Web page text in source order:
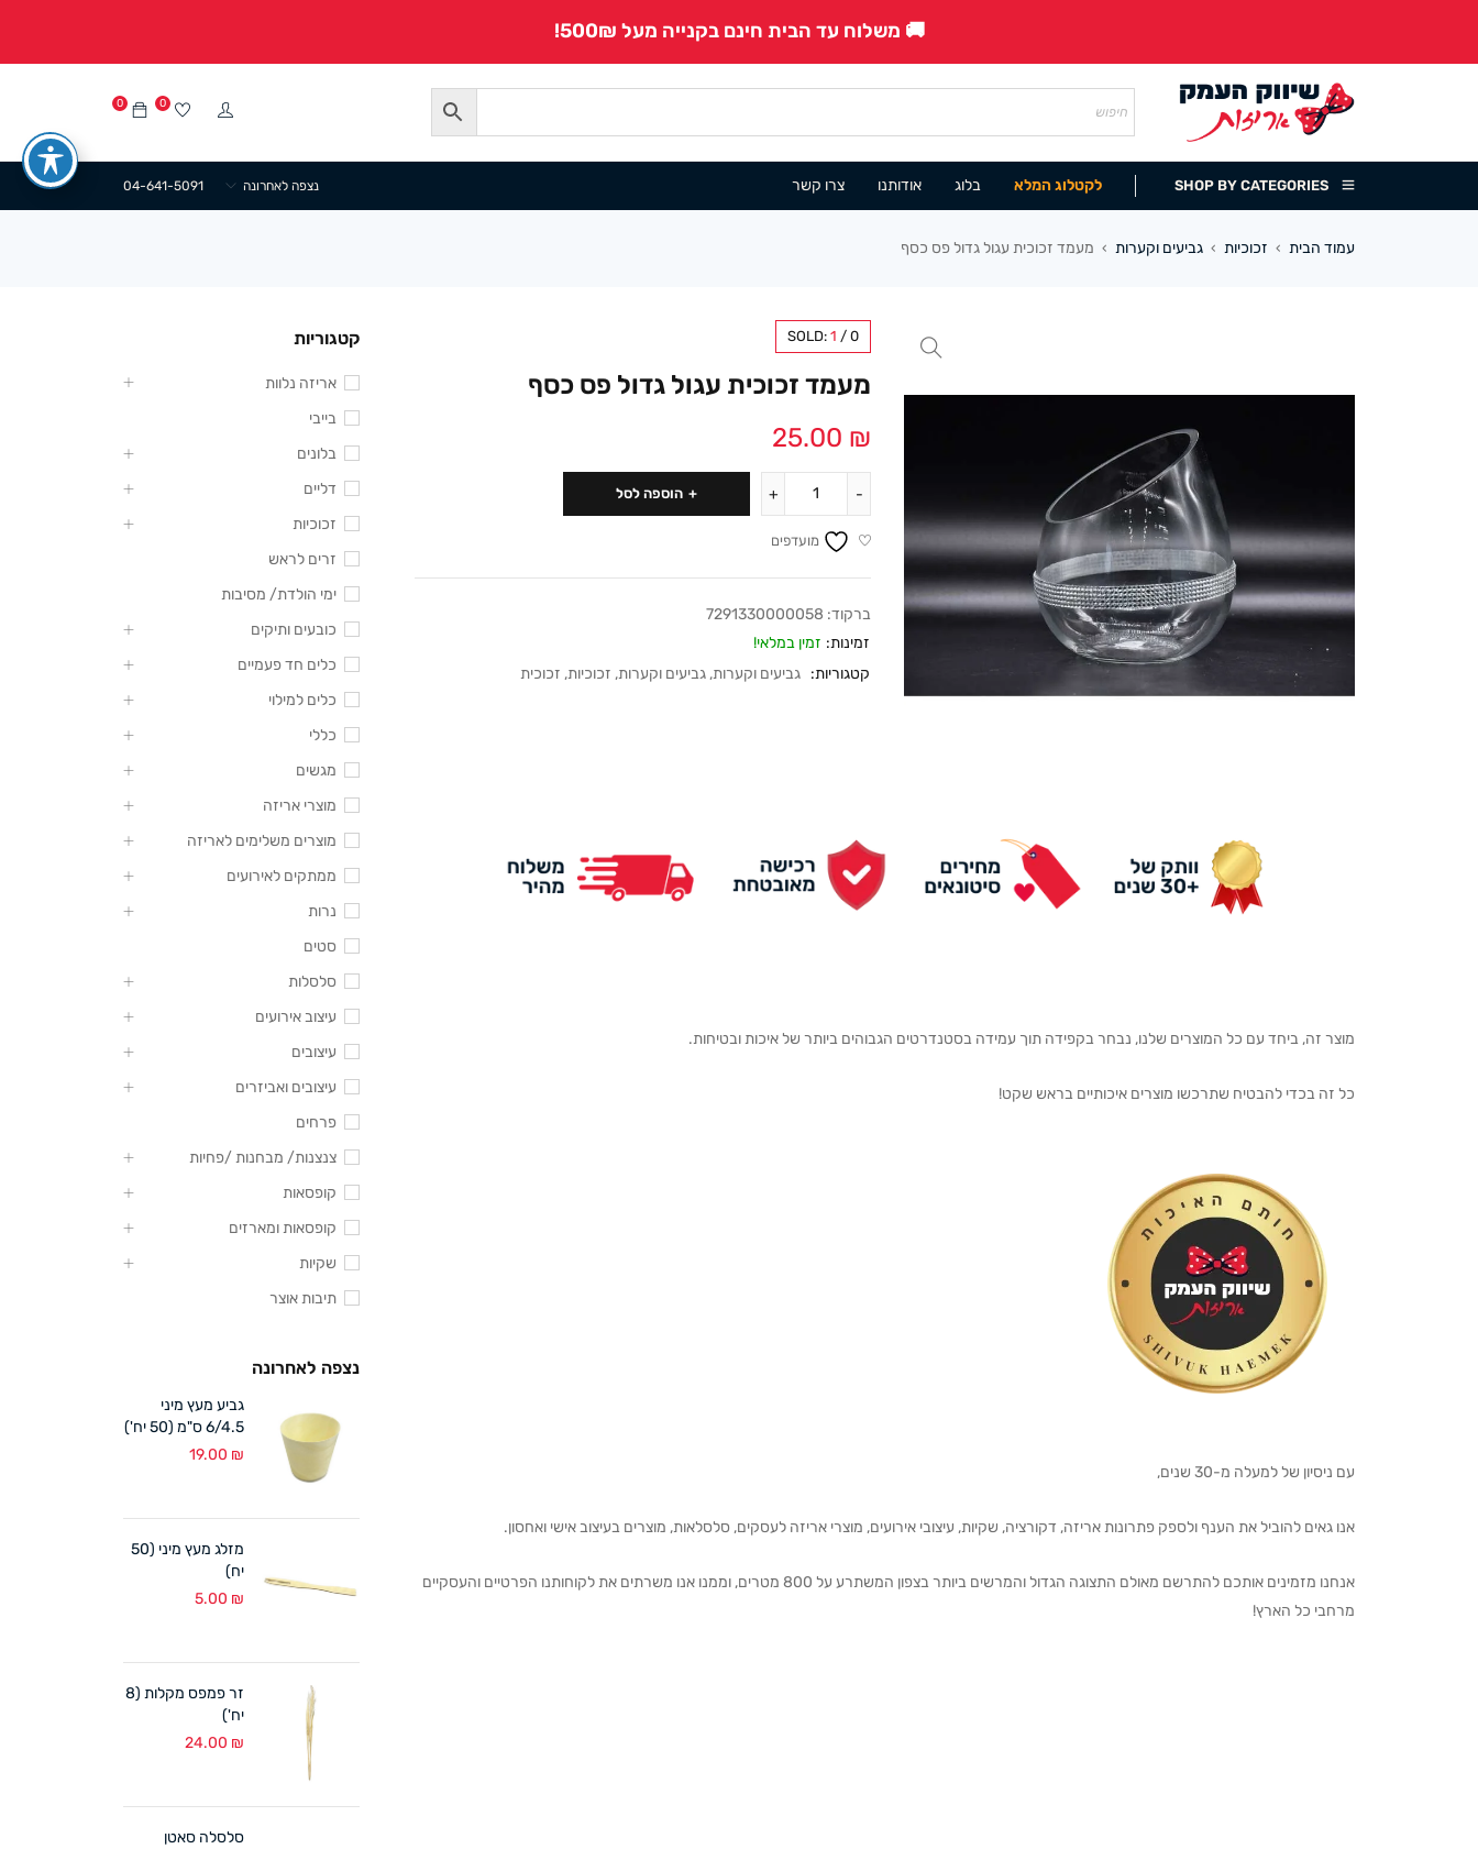
🚚 משלוח עד הבית חינם בקנייה מעל 500₪!
0 0
SHOP BY CATEGORIES לקטלוג המלא בלוג אודותנו צרו קשר 04-641-5091 נצפה לאחרונה
עמוד הבית › זכוכיות › גביעים וקערות › מעמד זכוכית עגול גדול פס כסף
SOLD: 1 / 0
מעמד זכוכית עגול גדול פס כסף
25.00 ₪
הוספה לסל
מועדפים
ברקוד: 7291330000058
זמינות: זמין במלאי!
קטגוריות: גביעים וקערות, גביעים וקערות, זכוכיות, זכוכית
מוצר זה, ביחד עם כל המוצרים שלנו, נבחר בקפידה תוך עמידה בסטנדרטים הגבוהים ביותר של איכות ובטיחות.
כל זה בכדי להבטיח שתרכשו מוצרים איכותיים בראש שקט!
עם ניסיון של למעלה מ-30 שנים,
אנו גאים להוביל את הענף ולספק פתרונות אריזה, דקורציה, שקיות, עיצובי אירועים, מוצרי אריזה לעסקים, סלסלאות, מוצרים בעיצוב אישי ואחסון.
אנחנו מזמינים אותכם להתרשם מאולם התצוגה הגדול והמרשים ביותר בצפון המשתרע על 800 מטרים, וממנו אנו משרתים את לקוחותנו הפרטיים והעסקיים
מרחבי כל הארץ!
קטגוריות
אריזה נלוות
בייבי
בלונים
דליים
זכוכיות
זרים לראש
ימי הולדת/ מסיבות
כובעים ותיקים
כלים חד פעמיים
כלים למילוי
כללי
מגשים
מוצרי אריזה
מוצרים משלימים לאריזה
ממתקים לאירועים
נרות
סטים
סלסלות
עיצוב אירועים
עיצובים
עיצובים ואביזרים
פרחים
צנצנות/ מבחנות /פחיות
קופסאות
קופסאות ומארזים
שקיות
תיבות אוצר
נצפה לאחרונה
גביע מעץ מיני
6/4.5 ס"מ (50 יח')
19.00 ₪
מזלג מעץ מיני (50
יח)
5.00 ₪
זר פמפס מקלות (8
יח')
24.00 ₪
סלסלה סאטן